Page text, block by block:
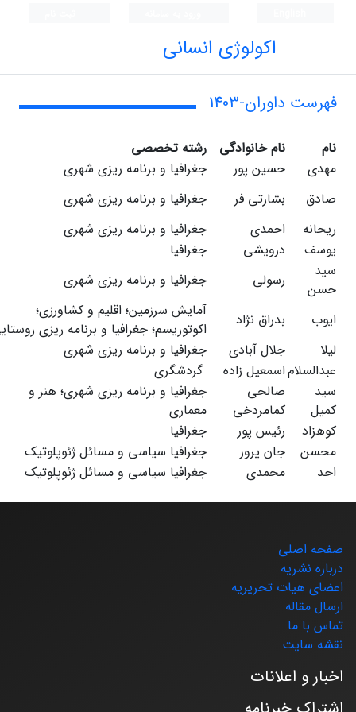
اکولوژی انسانی
فهرست داوران-1403
نام نام خانوادگی
رشته تخصصی
مهدی
حسین پور
جغرافیا و برنامه ریزی شهری
صادق
بشارتی فر
جغرافیا و برنامه ریزی شهری
ریحانه
احمدی
جغرافیا و برنامه ریزی شهری
یوسف
درویشی
جغرافیا
سید
حسن
رسولی
جغرافیا و برنامه ریزی شهری
ایوب
بدراق نژاد
آمایش سرزمین؛ اقلیم و کشاورزی؛
اکوتوریسم؛ جغرافیا و برنامه ریزی
لیلا
جلال آبادی
جغرافیا و برنامه ریزی شهری
عبدالسلاماسمعیل زاده
گردشگری
سید
کمیل
صالحی
کمامردخی
جغرافیا و برنامه ریزی شهری؛ هنر و
معماری
کوهزاد
رئیس پور
جغرافیا
محسن
جان پرور
جغرافیا سیاسی و مسائل ژئوپلوتیک
احد
محمدی جغرافیا سیاسی و مسائل ژئوپلوتیک
صفحه اصلی
درباره نشریه
اعضای هیات تحریریه
ارسال مقاله
تماس با ما
نقشه سایت
اخبار و اعلانات